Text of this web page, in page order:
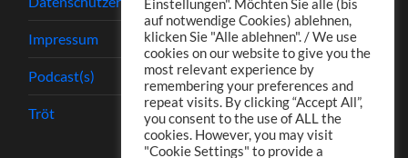
Impressum
Podcast(s)
Tröt
Einstellungen". Möchten Sie alle (bis
auf notwendige Cookies) ablehnen,
klicken Sie "Alle ablehnen". / We use
cookies on our website to give you the
most relevant experience by
remembering your preferences and
repeat visits. By clicking “Accept All”,
you consent to the use of ALL the
cookies. However, you may visit
"Cookie Settings" to provide a